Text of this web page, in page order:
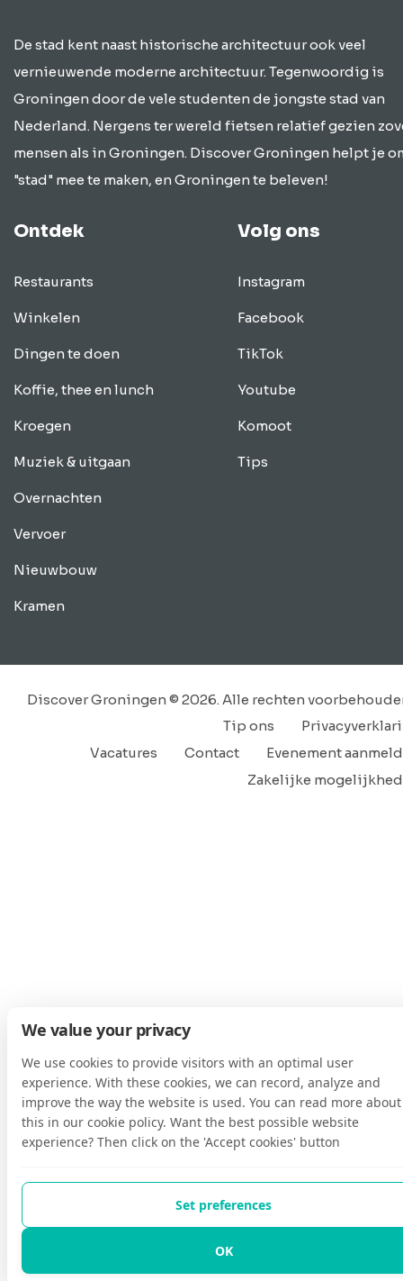
De stad kent naast historische architectuur ook veel
vernieuwende moderne architectuur. Tegenwoordig is
Groningen door de vele studenten de jongste stad van
Nederland. Nergens ter wereld fietsen relatief gezien
mensen als in Groningen. Discover Groningen helpt je
"stad" mee te maken, en Groningen te beleven!
Ontdek
Restaurants
Winkelen
Dingen te doen
Koffie, thee en lunch
Kroegen
Muziek & uitgaan
Overnachten
Vervoer
Nieuwbouw
Kramen
Volg ons
Instagram
Facebook
TikTok
Youtube
Komoot
Tips
Discover Groningen © 2026. Alle rechten
Tip ons
Evenement
Contact
Vacatures
Zakelijke
We value your privacy
We use cookies to provide visitors with an optimal user
experience. With these cookies, we can record, analyze and
improve the way the website is used. You can read more about
this in our cookie policy. Want the best possible website
experience? Then click on the 'Accept cookies' button
Set preferences
OK